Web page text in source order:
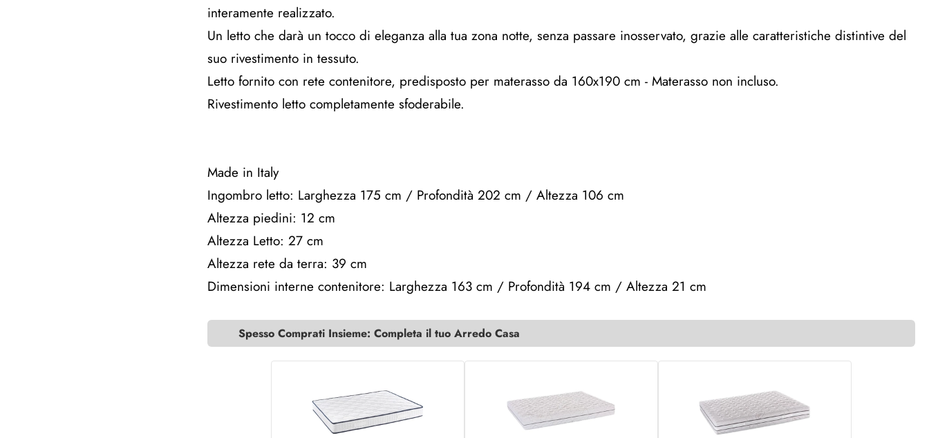
interamente realizzato.
Un letto che darà un tocco di eleganza alla tua zona notte, senza passare inosservato, grazie alle caratteristiche distintive del
suo rivestimento in tessuto.
Letto fornito con rete contenitore, predisposto per materasso da 160x190 cm - Materasso non incluso.
Rivestimento letto completamente sfoderabile.
Made in Italy
Ingombro letto: Larghezza 175 cm / Profondità 202 cm / Altezza 106 cm
Altezza piedini: 12 cm
Altezza Letto: 27 cm
Altezza rete da terra: 39 cm
Dimensioni interne contenitore: Larghezza 163 cm / Profondità 194 cm / Altezza 21 cm
Spesso Comprati Insieme: Completa il tuo Arredo Casa